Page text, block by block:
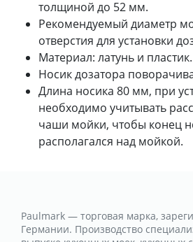
толщиной до 52 мм.
Рекомендуемый диаметр
отверстия для установки
Материал: латунь и пластик.
Носик дозатора
Длина носика 80 мм, при
необходимо учитывать
чаши мойки, чтобы конец
располагался над мойкой.
Paulmark — торговая марка,
Германии. Производство